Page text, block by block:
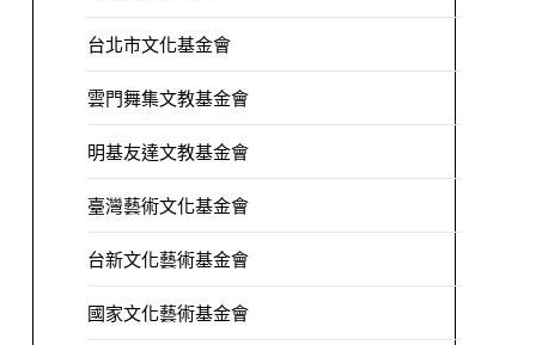
台北市文化基金會
雲門舞集文教基金會
明基友達文教基金會
臺灣藝術文化基金會
台新文化藝術基金會
國家文化藝術基金會